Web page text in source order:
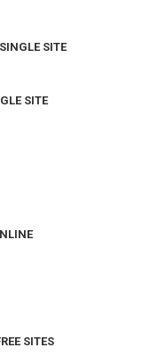
SITE
SITE
SITES